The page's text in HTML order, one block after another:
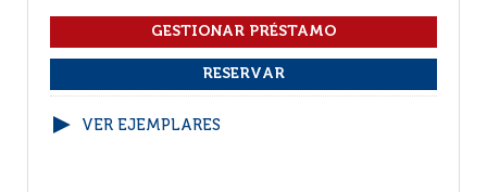
VER EJEMPLARES